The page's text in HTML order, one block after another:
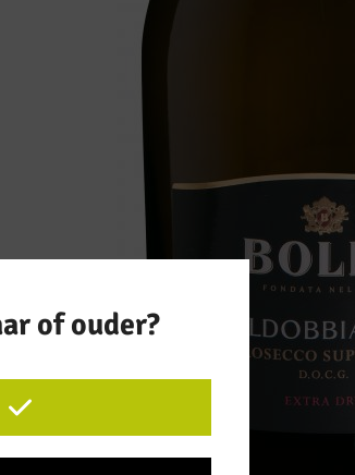
of ouder?